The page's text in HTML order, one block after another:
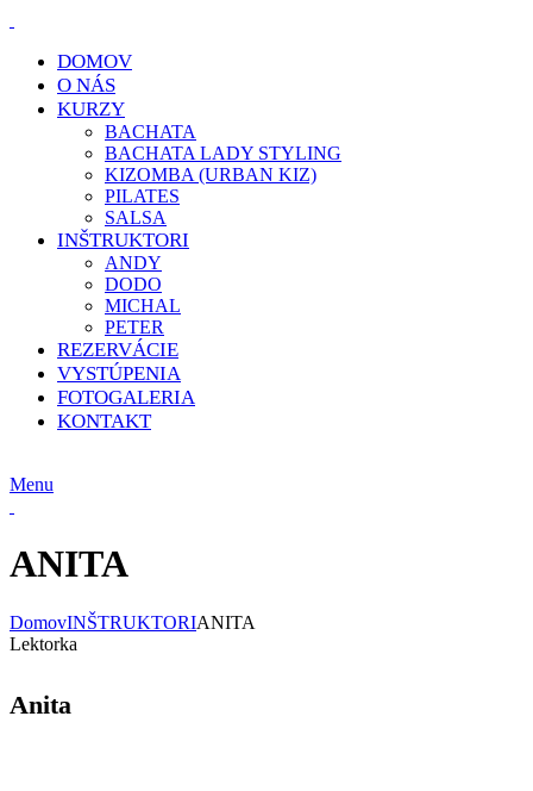
DOMOV
O NÁS
KURZY
BACHATA
BACHATA LADY STYLING
KIZOMBA (URBAN KIZ)
PILATES
SALSA
INŠTRUKTORI
ANDY
DODO
MICHAL
PETER
REZERVÁCIE
VYSTÚPENIA
FOTOGALERIA
KONTAKT
Menu
ANITA
DomovINŠTRUKTORIANITA
Lektorka
Anita